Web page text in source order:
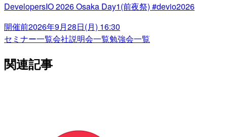
DevelopersIO 2026 Osaka Day1(前夜祭) #devio2026
開催前2026年9月28日(月) 16:30
セミナー一覧会社説明会一覧勉強会一覧
関連記事